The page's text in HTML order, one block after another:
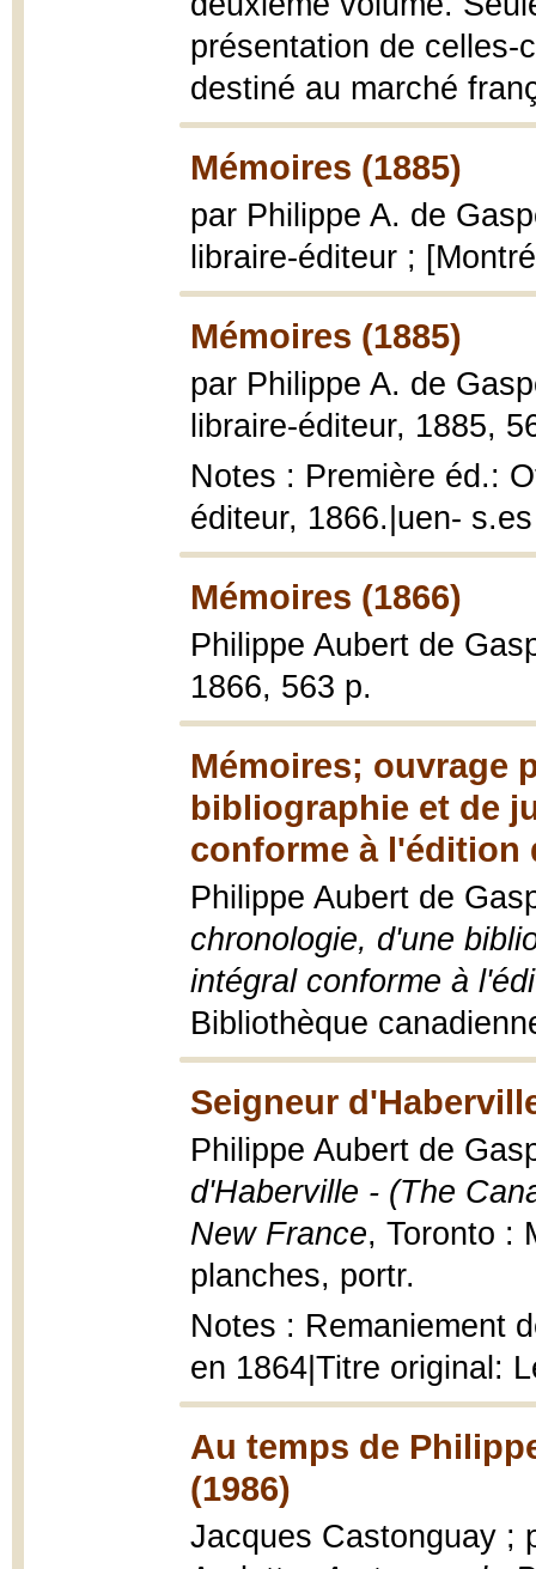
présentation de celles-
destiné au marché
Mémoires (1885)
par Philippe A. de
libraire-éditeur ;
Mémoires (1885)
par Philippe A. de
libraire-éditeur, 1885,
Notes : Première éd.:
éditeur, 1866.|uen-
Mémoires (1866)
Philippe Aubert de
1866, 563 p.
Mémoires; ouvrage
bibliographie et de
conforme à l'édition
Philippe Aubert de
chronologie, d'une
intégral conforme à
Bibliothèque
Seigneur
Philippe Aubert de
d'Haberville - (The
New France, Toronto :
planches, portr.
Notes : Remaniement
en 1864|Titre original:
Au temps de
(1986)
Jacques Castonguay ;